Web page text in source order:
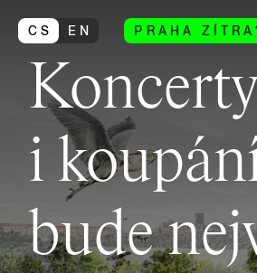
CS EN PRAHA
i
bude